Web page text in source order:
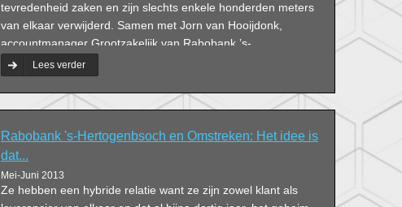
tevredenheid zaken en zijn slechts enkele honderden meters
van elkaar verwijderd. Samen met Jorn van Hooijdonk,
accountmanager Grootzakelijk van Rabobank ’s-
Hertogenbosch en Omstreken, nemen we een kijkje in de
keuken van deze leverancier van verse maaltijdcomponenten
voor professionele keukens.
Lees verder
Rabobank 's-Hertogenbsoch en Omstreken: Het idee is
dat...
Mei-Juni 2013
Ze hebben een hybride relatie want ze zijn zowel klant als